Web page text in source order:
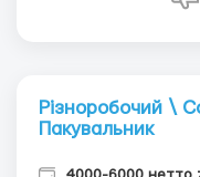
Різноробочий \
Пакувальник